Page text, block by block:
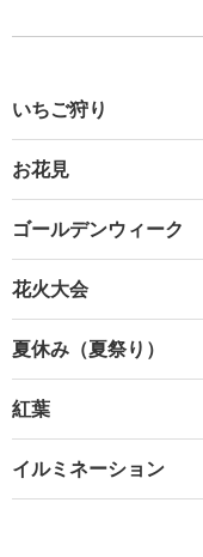
いちご狩り
お花見
ゴールデンウィーク
花火大会
夏休み（夏祭り）
紅葉
イルミネーション